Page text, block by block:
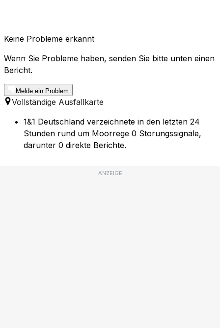
Keine Probleme erkannt
Wenn Sie Probleme haben, senden Sie bitte unten einen
Bericht.
Melde ein Problem
Vollständige Ausfallkarte
1&1 Deutschland verzeichnete in den letzten 24
Stunden rund um Moorrege 0 Storungssignale,
darunter 0 direkte Berichte.
ANZEIGE